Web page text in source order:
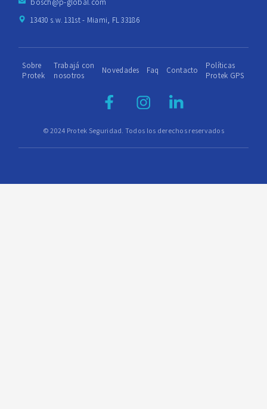
bosch@p-global.com
13430 s.w. 131st - Miami, FL 33186
© 2024 Protek Seguridad. Todos los derechos reservados
Sobre
Protek
Trabajá con
nosotros
Novedades Faq Contacto
Políticas
Protek GPS